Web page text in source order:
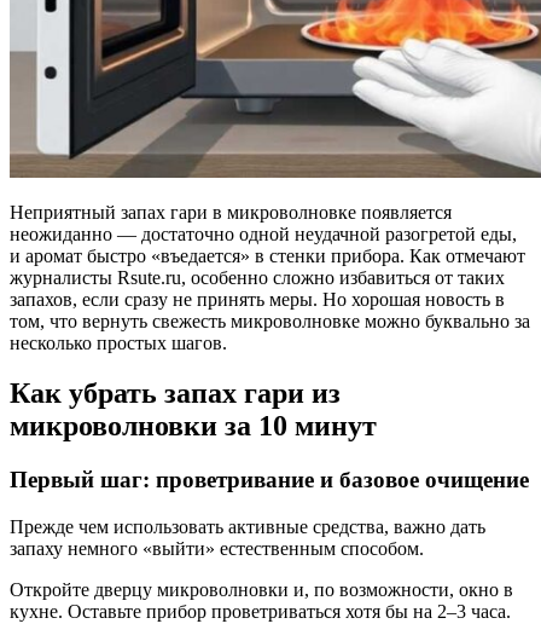
Неприятный запах гари в микроволновке появляется
неожиданно — достаточно одной неудачной разогретой еды,
и аромат быстро «въедается» в стенки прибора. Как отмечают
журналисты Rsute.ru, особенно сложно избавиться от таких
запахов, если сразу не принять меры. Но хорошая новость в
том, что вернуть свежесть микроволновке можно буквально за
несколько простых шагов.
Как убрать запах гари из
микроволновки за 10 минут
Первый шаг: проветривание и базовое очищение
Прежде чем использовать активные средства, важно дать
запаху немного «выйти» естественным способом.
Откройте дверцу микроволновки и, по возможности, окно в
кухне. Оставьте прибор проветриваться хотя бы на 2–3 часа.